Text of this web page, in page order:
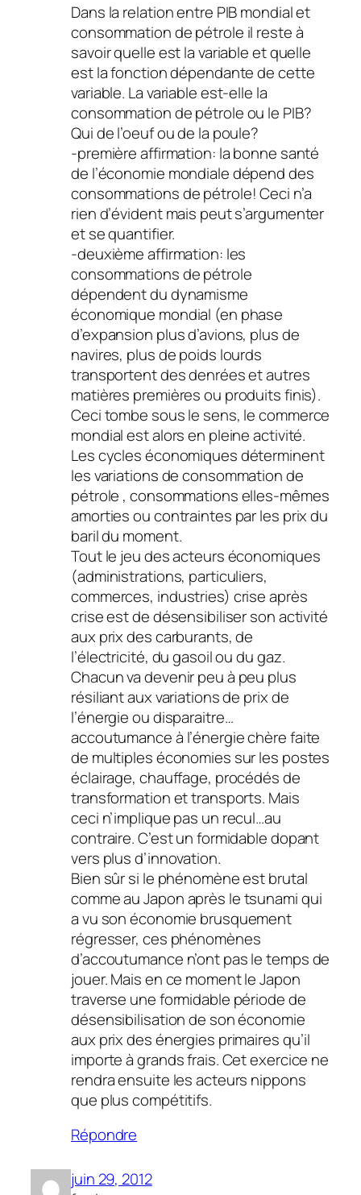
Dans la relation entre PIB mondial et
consommation de pétrole il reste à
savoir quelle est la variable et quelle
est la fonction dépendante de cette
variable. La variable est-elle la
consommation de pétrole ou le PIB?
Qui de l’oeuf ou de la poule?
-première affirmation: la bonne santé
de l’économie mondiale dépend des
consommations de pétrole! Ceci n’a
rien d’évident mais peut s’argumenter
et se quantifier.
-deuxième affirmation: les
consommations de pétrole
dépendent du dynamisme
économique mondial (en phase
d’expansion plus d’avions, plus de
navires, plus de poids lourds
transportent des denrées et autres
matières premières ou produits finis).
Ceci tombe sous le sens, le commerce
mondial est alors en pleine activité.
Les cycles économiques déterminent
les variations de consommation de
pétrole , consommations elles-mêmes
amorties ou contraintes par les prix du
baril du moment.
Tout le jeu des acteurs économiques
(administrations, particuliers,
commerces, industries) crise après
crise est de désensibiliser son activité
aux prix des carburants, de
l’électricité, du gasoil ou du gaz.
Chacun va devenir peu à peu plus
résiliant aux variations de prix de
l’énergie ou disparaitre…
accoutumance à l’énergie chère faite
de multiples économies sur les postes
éclairage, chauffage, procédés de
transformation et transports. Mais
ceci n’implique pas un recul…au
contraire. C’est un formidable dopant
vers plus d’innovation.
Bien sûr si le phénomène est brutal
comme au Japon après le tsunami qui
a vu son économie brusquement
régresser, ces phénomènes
d’accoutumance n’ont pas le temps de
jouer. Mais en ce moment le Japon
traverse une formidable période de
désensibilisation de son économie
aux prix des énergies primaires qu’il
importe à grands frais. Cet exercice ne
rendra ensuite les acteurs nippons
que plus compétitifs.
Répondre
juin 29, 2012